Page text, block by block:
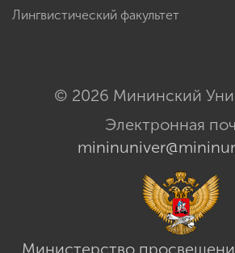
Лингвистический факультет
© 2026 Мининский
Электронная
Министерство